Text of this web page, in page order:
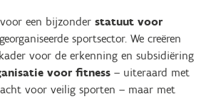
een bijzonder statuut voor
sportsector. We creëren
voor de erkenning en subsidiëring
voor fitness – uiteraard met
voor veilig sporten – maar met